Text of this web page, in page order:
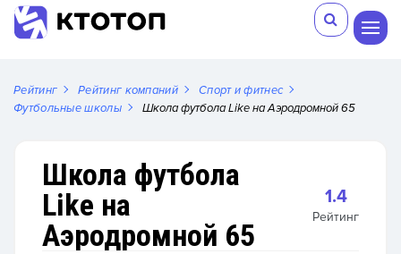
Рейтинг Рейтинг компаний
Спорт и фитнес
Футбольные школы
Школа футбола Like на Аэродромной 65
Школа футбола
Like на
Аэродромной 65
1.4
Рейтинг